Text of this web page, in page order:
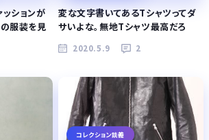
ションが
服装を見
変な文字書いてあるTシャツってダ
サいよな。無地Tシャツ最高だろ
2020.5.9 2
コレクション談義